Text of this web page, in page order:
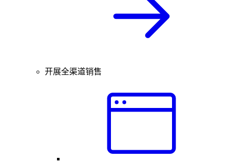
开展全渠道销售